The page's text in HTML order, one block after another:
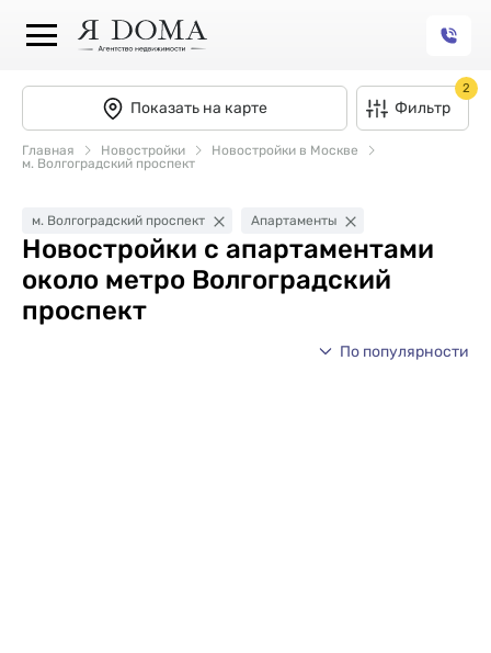
Показать на карте Фильтр
2
Главная Новостройки
Новостройки в Москве
м. Волгоградский проспект
м. Волгоградский проспект Апартаменты
Новостройки с апартаментами
около метро Волгоградский
проспект
По популярности